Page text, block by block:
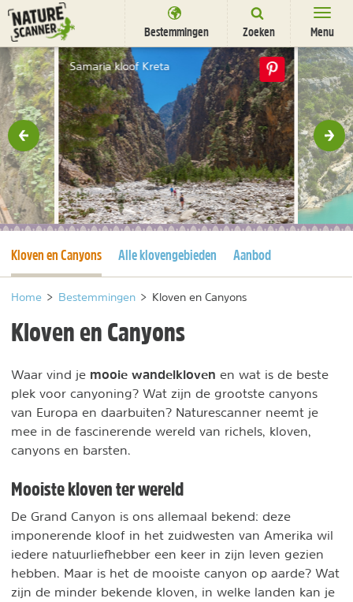
Ga
naar
content
Bestemmingen Zoeken Menu
Bestemmingen
Overnachten
Activiteiten
Natuurparken
Dieren
Nieuwsbrief Uitgelicht
Samaria kloof Kreta
Huidige pagina
Kloven en Canyons Alle klovengebieden Aanbod
Home > Bestemmingen > Kloven en Canyons
Kloven en Canyons
Waar vind je mooie wandelkloven en wat is de beste
plek voor canyoning? Wat zijn de grootste canyons
van Europa en daarbuiten? Naturescanner neemt je
mee in de fascinerende wereld van richels, kloven,
canyons en barsten.
Mooiste kloven ter wereld
De Grand Canyon is ons allemaal bekend: deze
imponerende kloof in het zuidwesten van Amerika wil
iedere natuurliefhebber een keer in zijn leven gezien
hebben. Maar is het de mooiste canyon op aarde? Wat
zijn de minder bekende kloven, in welke landen kan je